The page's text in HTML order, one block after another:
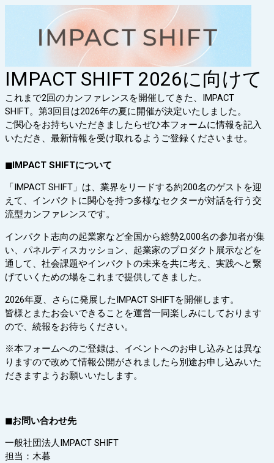
IMPACT SHIFT 2026に向けて
これまで2回のカンファレンスを開催してきた、IMPACT
SHIFT。第3回目は2026年の夏に開催が決定いたしました。
ご関心をお持ちいただきましたらぜひ本フォームに情報を記入
いただき、最新情報を受け取れるようご登録くださいませ。
◼︎IMPACT SHIFTについて
​「IMPACT SHIFT」は、業界をリードする約200名のゲストを迎
えて、インパクトに関心を持つ多様なセクターが対話を行う交
流型カンファレンスです。
​インパクト志向の起業家など全国から総勢2,000名の参加者が集
い、パネルディスカッション、起業家のプロダクト展示などを
通して、社会課題やインパクトの未来を共に考え、実践へと繋
げていくための場をこれまで提供してきました。
​​2026年夏、さらに発展したIMPACT SHIFTを開催します。
皆様とまたお会いできることを運営一同楽しみにしております
ので、続報をお待ちください。
※本フォームへのご登録は、イベントへのお申し込みとは異な
りますので改めて情報公開がされましたら別途お申し込みいた
だきますようお願いいたします。
◼︎お問い合わせ先
一般社団法人IMPACT SHIFT
担当：木暮